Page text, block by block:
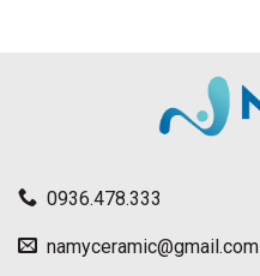
0936.478.333
namyceramic@gmail.com